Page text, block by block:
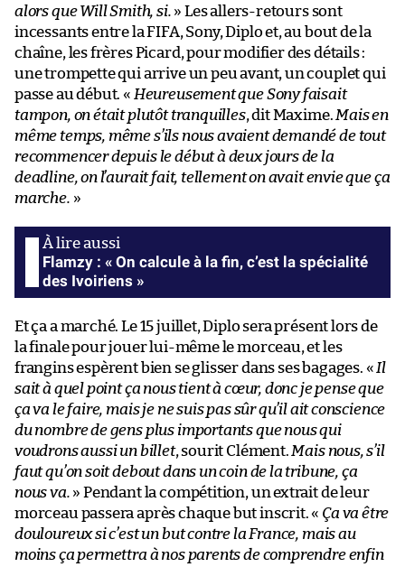
alors que Will Smith, si. » Les allers-retours sont
incessants entre la FIFA, Sony, Diplo et, au bout de la
chaîne, les frères Picard, pour modifier des détails :
une trompette qui arrive un peu avant, un couplet qui
passe au début. « Heureusement que Sony faisait
tampon, on était plutôt tranquilles, dit Maxime. Mais en
même temps, même s’ils nous avaient demandé de tout
recommencer depuis le début à deux jours de la
deadline, on l’aurait fait, tellement on avait envie que ça
marche. »
Flamzy : « On calcule à la fin, c’est la spécialité
des Ivoiriens »
Et ça a marché. Le 15 juillet, Diplo sera présent lors de
la finale pour jouer lui-même le morceau, et les
frangins espèrent bien se glisser dans ses bagages. « Il
sait à quel point ça nous tient à cœur, donc je pense que
ça va le faire, mais je ne suis pas sûr qu’il ait conscience
du nombre de gens plus importants que nous qui
voudrons aussi un billet, sourit Clément. Mais nous, s’il
faut qu’on soit debout dans un coin de la tribune, ça
nous va. » Pendant la compétition, un extrait de leur
morceau passera après chaque but inscrit. « Ça va être
douloureux si c’est un but contre la France, mais au
moins ça permettra à nos parents de comprendre enfin